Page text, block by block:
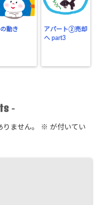
動き
アパート②売却
へ part3
-
ません。 ※ が付いてい